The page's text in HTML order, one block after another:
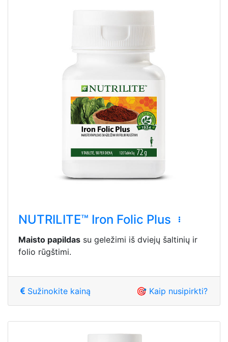
NUTRILITE™ Iron Folic Plus
Maisto papildas su geležimi iš dviejų šaltinių ir
folio rūgštimi.
Sužinokite kainą 🎯 Kaip nusipirkti?